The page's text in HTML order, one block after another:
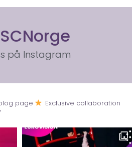
på Instagram
page
Exclusive collaboration